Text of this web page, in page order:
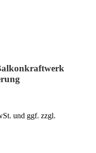
und ggf. zzgl.